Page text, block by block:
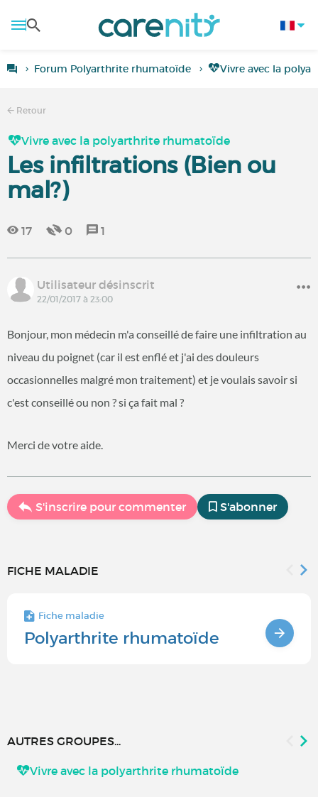
Forum Polyarthrite rhumatoïde Vivre avec la
Retour
Vivre avec la polyarthrite rhumatoïde
Les infiltrations (Bien ou
mal?)
17 0 1
Utilisateur désinscrit
22/01/2017 à 23:00
Bonjour, mon médecin m'a conseillé de faire une infiltration au
niveau du poignet (car il est enflé et j'ai des douleurs
occasionnelles malgré mon traitement) et je voulais savoir si
c'est conseillé ou non ? si ça fait mal ?
Merci de votre aide.
S'inscrire pour commenter S'abonner
FICHE MALADIE
Fiche maladie
Polyarthrite rhumatoïde
AUTRES GROUPES...
Vivre avec la polyarthrite rhumatoïde